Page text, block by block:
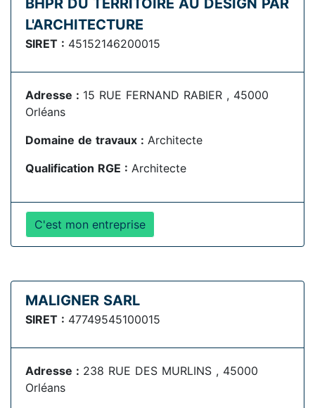
BHPR DU TERRITOIRE AU DESIGN PAR
L'ARCHITECTURE
SIRET : 45152146200015
Adresse : 15 RUE FERNAND RABIER , 45000
Orléans
Domaine de travaux : Architecte
Qualification RGE : Architecte
C'est mon entreprise
MALIGNER SARL
SIRET : 47749545100015
Adresse : 238 RUE DES MURLINS , 45000
Orléans